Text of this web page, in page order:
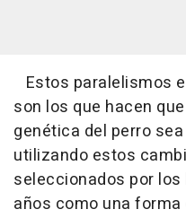
Estos paralelismos
son los que hacen
genética del perro
utilizando estos
seleccionados por
años como una